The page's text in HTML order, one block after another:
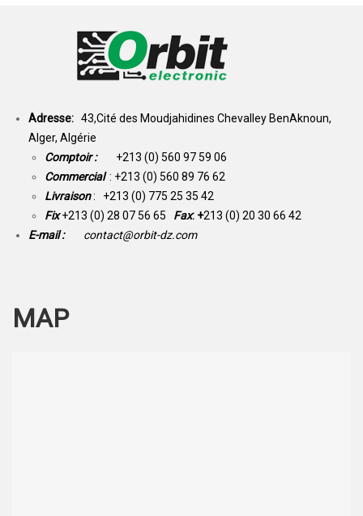
Adresse: 43,Cité des Moudjahidines Chevalley BenAknoun,
Alger, Algérie
Comptoir : +213 (0) 560 97 59 06
Commercial : +213 (0) 560 89 76 62
Livraison: +213 (0) 775 25 35 42
Fix +213 (0) 28 07 56 65 Fax: +213 (0) 20 30 66 42
E-mail :
contact@orbit-dz.com
MAP